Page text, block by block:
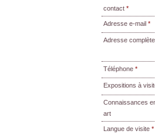
contact *
Adresse e-mail *
Adresse
Téléphone *
Expositions à
Connaissances
art
Langue de visite *